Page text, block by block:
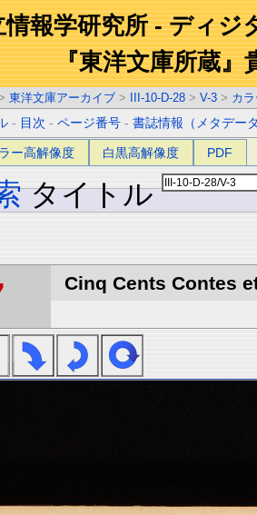
情報学研究所 - ディジ
『東洋文庫所蔵』
東洋文庫アーカイブ > III-10-D-28 > V-3 > カ
- 目次 -ページ番号 -書誌情報（メタデー
ー高解像度 白黒高解像度 PDF
タイトル
Cinq Cents Contes